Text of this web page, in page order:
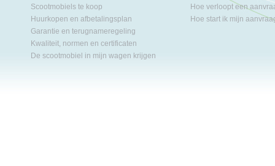
Scootmobiels te koop
Huurkopen en afbetalingsplan
Garantie en terugnameregeling
Kwaliteit, normen en certificaten
De scootmobiel in mijn wagen krijgen
Hoe verloopt een
Hoe start ik mijn